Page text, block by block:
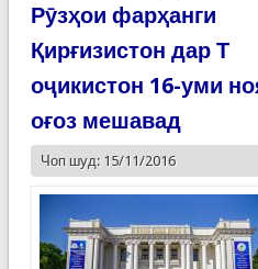
Рӯзҳои фарҳанги
Қирғизистон дар Т
оҷикистон 16-уми
оғоз мешавад
Чоп шуд: 15/11/2016